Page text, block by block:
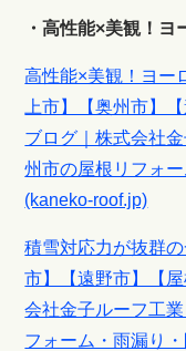
・高性能×美観！ヨ
高性能×美観！ヨー
上市】【奥州市】
ブログ｜株式会社
州市の屋根リフォ
(kaneko-roof.jp)
積雪対応力が抜群
市】【遠野市】【
会社金子ルーフ工
フォーム・雨漏り